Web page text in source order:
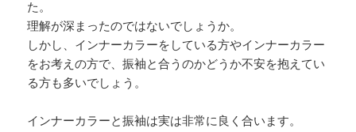
た。
理解が深まったのではないでしょうか。
しかし、インナーカラーをしている方やインナーカラー
をお考えの方で、振袖と合うのかどうか不安を抱えてい
る方も多いでしょう。
インナーカラーと振袖は実は非常に良く合います。